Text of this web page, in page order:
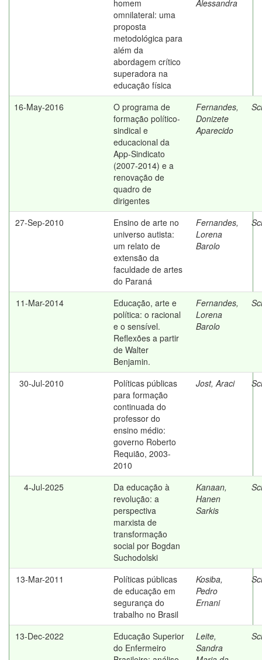
homem
omnilateral: uma
proposta
metodológica para
além da
abordagem crítico
superadora na
educação física
Alessandra
16-May-2016
O programa de
formação político-
sindical e
educacional da
App-Sindicato
(2007-2014) e a
renovação de
quadro de
dirigentes
Fernandes,
Donizete
Aparecido
27-Sep-2010
Ensino de arte no
universo autista:
um relato de
extensão da
faculdade de artes
do Paraná
Fernandes,
Lorena
Barolo
11-Mar-2014
Educação, arte e
política: o racional
e o sensível.
Reflexões a partir
de Walter
Benjamin.
Fernandes,
Lorena
Barolo
30-Jul-2010
Políticas públicas
para formação
continuada do
professor do
ensino médio:
governo Roberto
Requião, 2003-
2010
Jost, Araci
4-Jul-2025
Da educação à
revolução: a
perspectiva
marxista de
transformação
social por Bogdan
Suchodolski
Kanaan,
Hanen
Sarkis
13-Mar-2011
Políticas públicas
de educação em
segurança do
trabalho no Brasil
Kosiba,
Pedro
Ernani
13-Dec-2022
Educação Superior
do Enfermeiro
Leite,
Sandra